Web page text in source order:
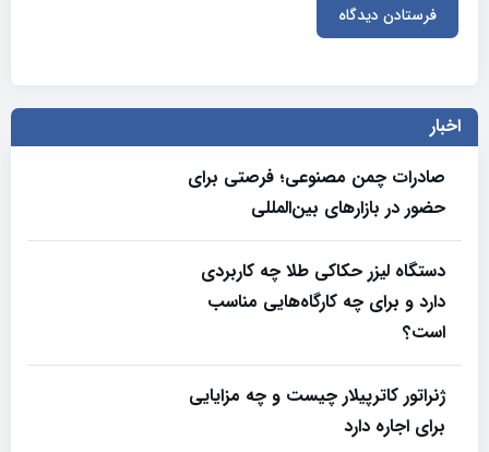
اخبار
صادرات چمن مصنوعی؛ فرصتی برای
حضور در بازارهای بین‌المللی
دستگاه لیزر حکاکی طلا چه کاربردی
دارد و برای چه کارگاه‌هایی مناسب
است؟
ژنراتور کاترپیلار چیست و چه مزایایی
برای اجاره دارد